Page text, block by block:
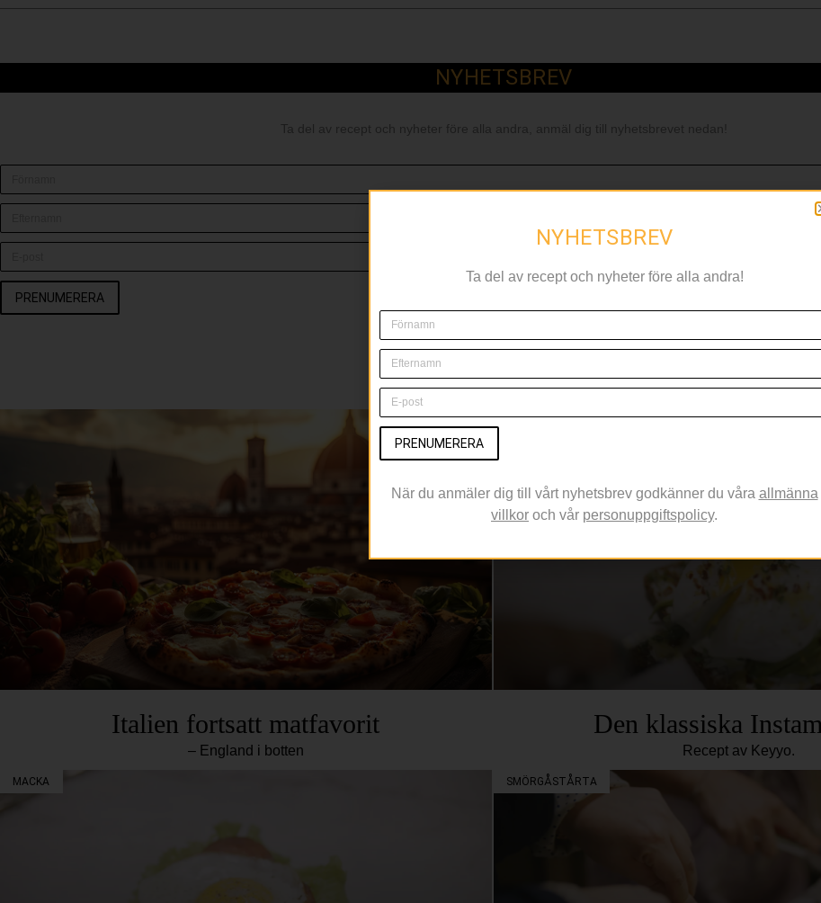
NYHETSBREV
Ta del av recept och nyheter före alla andra, anmäl dig till nyhetsbrevet nedan!
PRENUMERERA
RELATERAT
Italien fortsatt matfavorit
– England i botten
MACKA
Den klassiska
Recept av Keyyo.
MACKA SMÖRGÅSTÅRTA
NYHETSBREV
Ta del av recept och nyheter före alla andra!
PRENUMERERA
När du anmäler dig till vårt nyhetsbrev godkänner du våra allmänna
villkor och vår personuppgiftspolicy.